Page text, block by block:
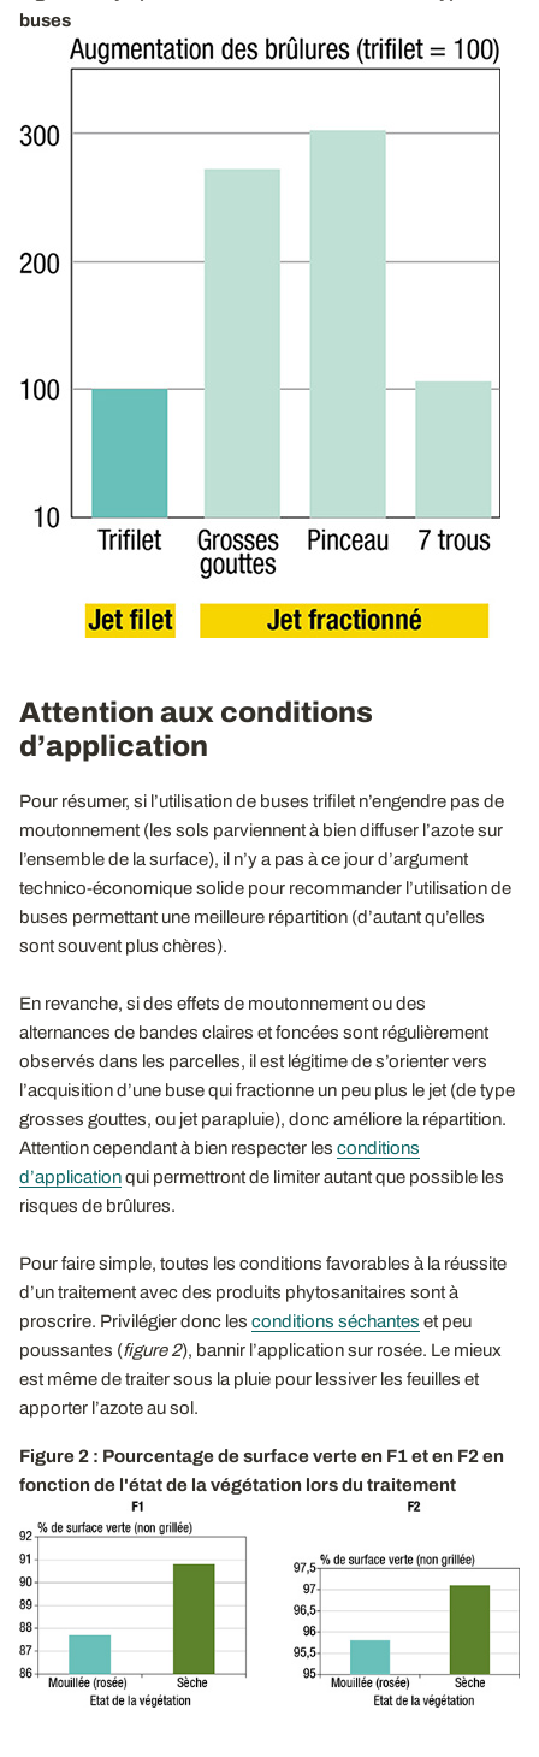
buses
Attention aux conditions
d’application
Pour résumer, si l’utilisation de buses trifilet n’engendre pas de
moutonnement (les sols parviennent à bien diffuser l’azote sur
l’ensemble de la surface), il n’y a pas à ce jour d’argument
technico-économique solide pour recommander l’utilisation de
buses permettant une meilleure répartition (d’autant qu’elles
sont souvent plus chères).
En revanche, si des effets de moutonnement ou des
alternances de bandes claires et foncées sont régulièrement
observés dans les parcelles, il est légitime de s’orienter vers
l’acquisition d’une buse qui fractionne un peu plus le jet (de type
grosses gouttes, ou jet parapluie), donc améliore la répartition.
Attention cependant à bien respecter les conditions
d’applicationqui permettront de limiter autant que possible les
risques de brûlures.
Pour faire simple, toutes les conditions favorables à la réussite
d’un traitement avec des produits phytosanitaires sont à
proscrire. Privilégier donc les conditions séchantes et peu
poussantes (figure 2), bannir l’application sur rosée. Le mieux
est même de traiter sous la pluie pour lessiver les feuilles et
apporter l’azote au sol.
Figure 2 : Pourcentage de surface verte en F1 et en F2 en
fonction de l'état de la végétation lors du traitement